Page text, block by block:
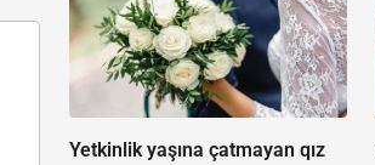
Yetkinlik yaşına çatmayan qız